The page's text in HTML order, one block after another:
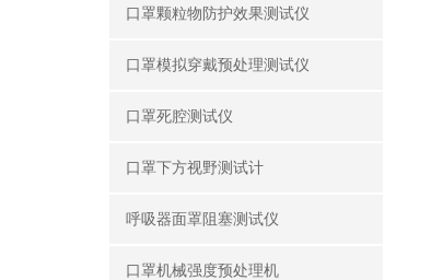
口罩颗粒物防护效果测试仪
口罩模拟穿戴预处理测试仪
口罩死腔测试仪
口罩下方视野测试计
呼吸器面罩阻塞测试仪
口罩机械强度预处理机